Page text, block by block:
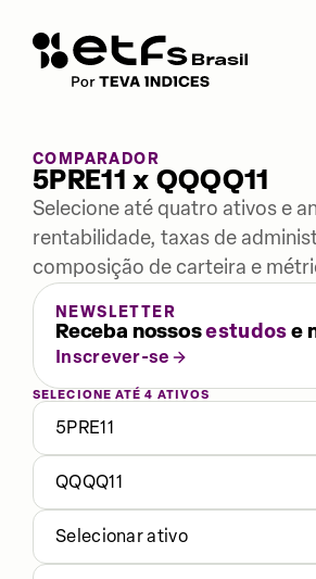
COMPARADOR
5PRE11 x QQQQ11
Selecione até quatro ativos e
rentabilidade, taxas de
composição de carteira e
NEWSLETTER
Receba nossosestudose
Inscrever-se
SELECIONE ATÉ 4 ATIVOS
5PRE11
QQQQ11
Selecionar ativo